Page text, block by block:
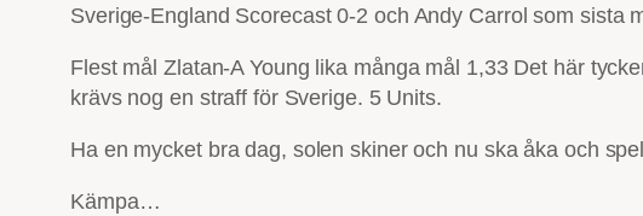
Sverige-England Scorecast 0-2 och Andy Carrol som sista
Flest mål Zlatan-A Young lika många mål 1,33 Det här
krävs nog en straff för Sverige. 5 Units.
Ha en mycket bra dag, solen skiner och nu ska åka och
Kämpa…